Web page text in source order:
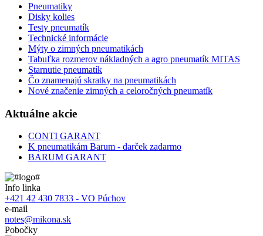
Pneumatiky
Disky kolies
Testy pneumatík
Technické informácie
Mýty o zimných pneumatikách
Tabuľka rozmerov nákladných a agro pneumatík MITAS
Starnutie pneumatík
Čo znamenajú skratky na pneumatikách
Nové značenie zimných a celoročných pneumatík
Aktuálne akcie
CONTI GARANT
K pneumatikám Barum - darček zadarmo
BARUM GARANT
Info linka
+421 42 430 7833 - VO Púchov
e-mail
notes@mikona.sk
Pobočky